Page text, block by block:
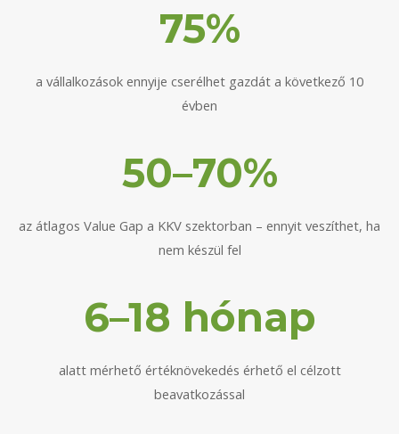
75%
a vállalkozások ennyije cserélhet gazdát a következő 10
évben
50–70%
az átlagos Value Gap a KKV szektorban – ennyit veszíthet, ha
nem készül fel
6–18 hónap
alatt mérhető értéknövekedés érhető el célzott
beavatkozással